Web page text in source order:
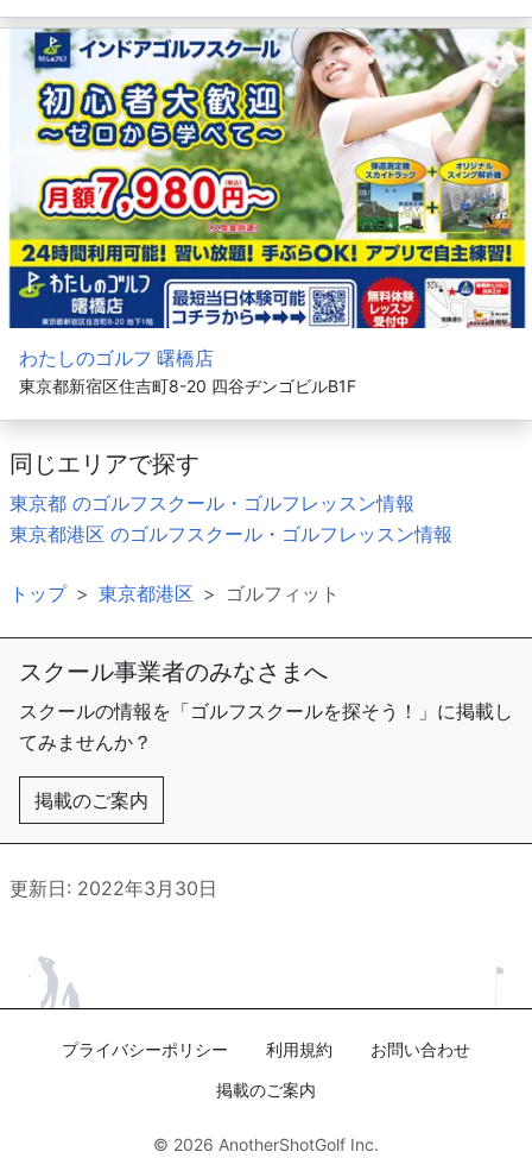
わたしのゴルフ 曙橋店
東京都新宿区住吉町8-20 四谷ヂンゴビルB1F
同じエリアで探す
東京都 のゴルフスクール・ゴルフレッスン情報
東京都港区 のゴルフスクール・ゴルフレッスン情報
トップ 東京都港区 ゴルフィット
スクール事業者のみなさまへ
スクールの情報を「ゴルフスクールを探そう！」に掲載し
てみませんか？
掲載のご案内
更新日: 2022年3月30日
プライバシーポリシー 利用規約
お問い合わせ
掲載のご案内
© 2026 AnotherShotGolf Inc.